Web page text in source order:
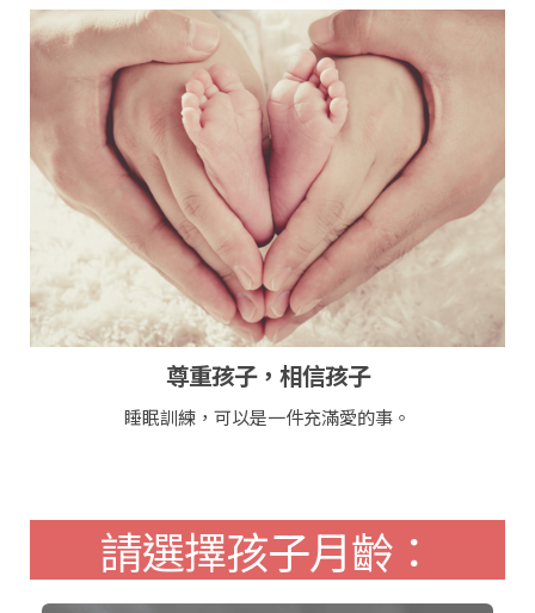
尊重孩子，相信孩子
睡眠訓練，可以是一件充滿愛的事。
請選擇孩子月齡：